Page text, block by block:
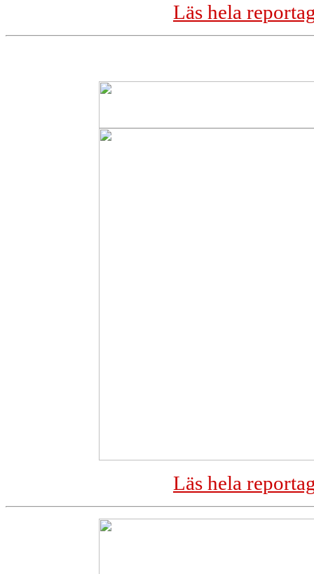
Läs hela
Läs hela